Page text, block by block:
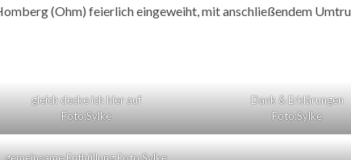
(Ohm) feierlich eingeweiht, mit anschließendem
gleich decke ich hier auf
Foto:Sylke
Dank & Erklärungen
Foto:Sylke
gemeinsame Enthüllung Foto:Sylke